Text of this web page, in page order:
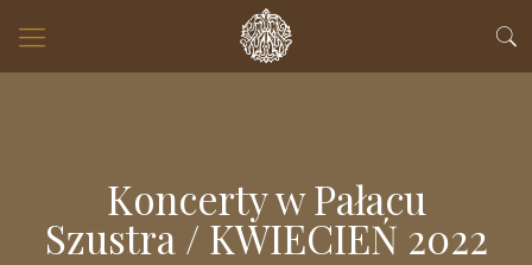
Koncerty w Pałacu
Szustra / KWIECIEŃ 2022